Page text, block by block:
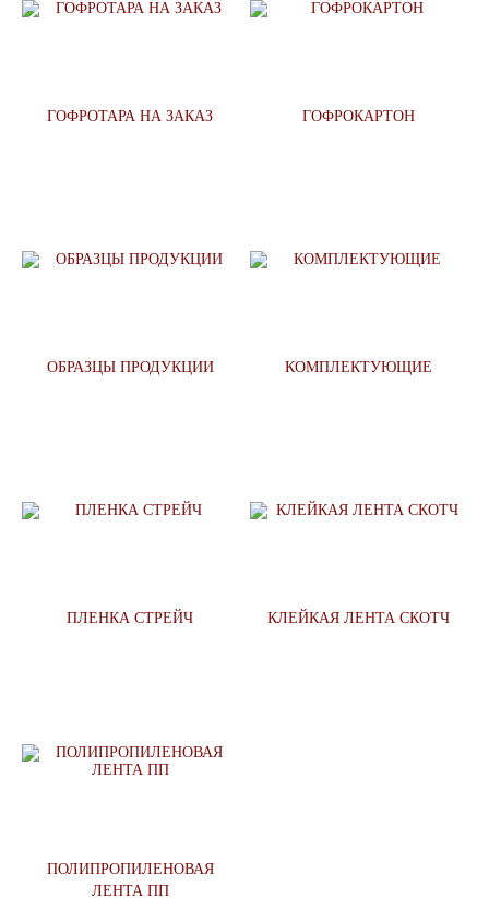
ГОФРОТАРА НА ЗАКАЗ ГОФРОКАРТОН
ОБРАЗЦЫ ПРОДУКЦИИ КОМПЛЕКТУЮЩИЕ
ПЛЕНКА СТРЕЙЧ КЛЕЙКАЯ ЛЕНТА СКОТЧ
ПОЛИПРОПИЛЕНОВАЯ
ЛЕНТА ПП